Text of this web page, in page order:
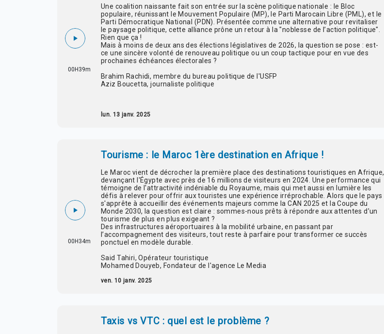
00H39m
Une coalition naissante fait son entrée sur la scène politique nationale : le Bloc
populaire, réunissant le Mouvement Populaire (MP), le Parti Marocain Libre (PML), et le
Parti Démocratique National (PDN). Présentée comme une alternative pour revitaliser
le paysage politique, cette alliance prône un retour à la "noblesse de l’action politique".
Rien que ça !
Mais à moins de deux ans des élections législatives de 2026, la question se pose : est-
ce une sincère volonté de renouveau politique ou un coup tactique pour en vue des
prochaines échéances électorales ?
Brahim Rachidi, membre du bureau politique de l'USFP
Aziz Boucetta, journaliste politique
lun. 13 janv. 2025
00H34m
Tourisme : le Maroc 1ère destination en Afrique !
Le Maroc vient de décrocher la première place des destinations touristiques en Afrique,
devançant l'Égypte avec près de 16 millions de visiteurs en 2024. Une performance qui
témoigne de l'attractivité indéniable du Royaume, mais qui met aussi en lumière les
défis à relever pour offrir aux touristes une expérience irréprochable. Alors que le pays
s'apprête à accueillir des événements majeurs comme la CAN 2025 et la Coupe du
Monde 2030, la question est claire : sommes-nous prêts à répondre aux attentes d’un
tourisme de plus en plus exigeant ?
Des infrastructures aéroportuaires à la mobilité urbaine, en passant par
l’accompagnement des visiteurs, tout reste à parfaire pour transformer ce succès
ponctuel en modèle durable.
Said Tahiri, Opérateur touristique
Mohamed Douyeb, Fondateur de l'agence Le Media
ven. 10 janv. 2025
Taxis vs VTC : quel est le problème ?